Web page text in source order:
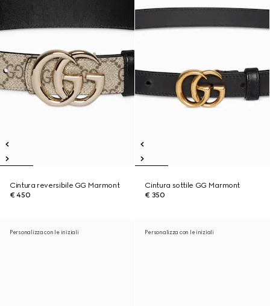
Cintura reversibile GG Marmont
€ 450
Cintura sottile GG Marmont
€ 350
Personalizza con le iniziali Personalizza con le iniziali